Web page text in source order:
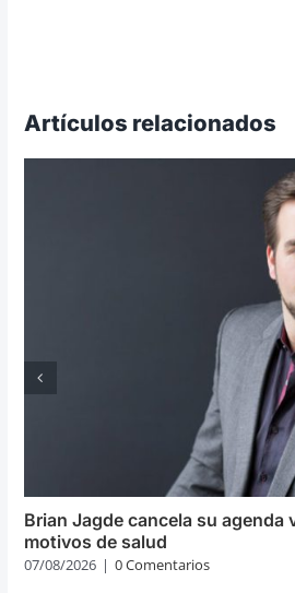
Artículos relacionados
Brian Jagde cancela su agenda
motivos de salud
07/08/2026 | 0 Comentarios